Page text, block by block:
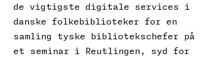
de vigtigste digitale services i
danske folkebiblioteker for en
samling tyske bibliotekschefer på
et seminar i Reutlingen, syd for